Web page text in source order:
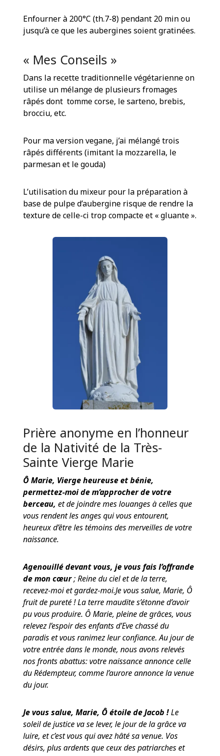
Enfourner à 200°C (th.7-8) pendant 20 min ou
jusqu’à ce que les aubergines soient gratinées.
« Mes Conseils »
Dans la recette traditionnelle végétarienne on
utilise un mélange de plusieurs fromages
râpés dont tomme corse, le sarteno, brebis,
brocciu, etc.
Pour ma version vegane, j’ai mélangé trois
râpés différents (imitant la mozzarella, le
parmesan et le gouda)
L’utilisation du mixeur pour la préparation à
base de pulpe d’aubergine risque de rendre la
texture de celle-ci trop compacte et « gluante ».
Prière anonyme en l’honneur
de la Nativité de la Très-
Sainte Vierge Marie
Ô Marie, Vierge heureuse et bénie,
permettez-moi de m’approcher de votre
berceau, et de joindre mes louanges à celles que
vous rendent les anges qui vous entourent,
heureux d’être les témoins des merveilles de votre
naissance.
Agenouillé devant vous, je vous fais l’offrande
de mon cœur; Reine du ciel et de la terre,
recevez-moi et gardez-moi.Je vous salue, Marie, Ô
fruit de pureté ! La terre maudite s’étonne d’avoir
pu vous produire. Ô Marie, pleine de grâces, vous
relevez l’espoir des enfants d’Eve chassé du
paradis et vous ranimez leur confiance. Au jour de
votre entrée dans le monde, nous avons relevés
nos fronts abattus: votre naissance annonce celle
du Rédempteur, comme l’aurore annonce la venue
du jour.
Je vous salue, Marie, Ô étoile de Jacob !Le
soleil de justice va se lever, le jour de la grâce va
luire, et c’est vous qui avez hâté sa venue. Vos
désirs, plus ardents que ceux des patriarches et